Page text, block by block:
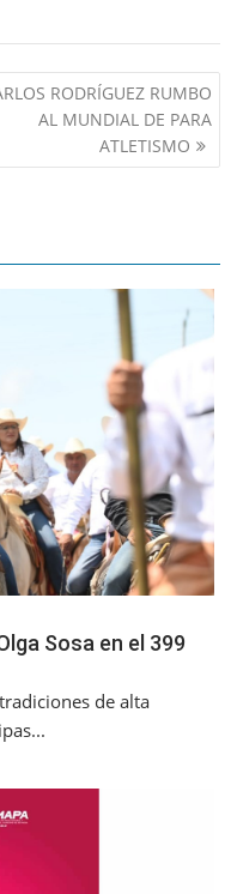
RODRÍGUEZ RUMBO
AL MUNDIAL DE PARA
ATLETISMO
Sosa en el 399
de alta